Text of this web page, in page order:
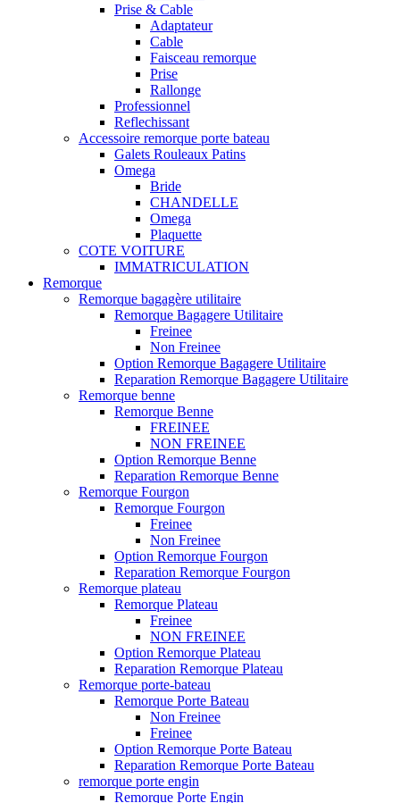
Prise & Cable
Adaptateur
Cable
Faisceau remorque
Prise
Rallonge
Professionnel
Reflechissant
Accessoire remorque porte bateau
Galets Rouleaux Patins
Omega
Bride
CHANDELLE
Omega
Plaquette
COTE VOITURE
IMMATRICULATION
Remorque
Remorque bagagère utilitaire
Remorque Bagagere Utilitaire
Freinee
Non Freinee
Option Remorque Bagagere Utilitaire
Reparation Remorque Bagagere Utilitaire
Remorque benne
Remorque Benne
FREINEE
NON FREINEE
Option Remorque Benne
Reparation Remorque Benne
Remorque Fourgon
Remorque Fourgon
Freinee
Non Freinee
Option Remorque Fourgon
Reparation Remorque Fourgon
Remorque plateau
Remorque Plateau
Freinee
NON FREINEE
Option Remorque Plateau
Reparation Remorque Plateau
Remorque porte-bateau
Remorque Porte Bateau
Non Freinee
Freinee
Option Remorque Porte Bateau
Reparation Remorque Porte Bateau
remorque porte engin
Remorque Porte Engin